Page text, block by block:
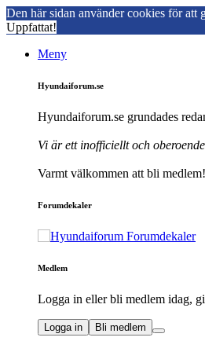
Den här sidan använder cookies för att
Uppfattat!
Meny
Hyundaiforum.se
Hyundaiforum.se grundades
Vi är ett inofficiellt och
Varmt välkommen att bli medlem!
Forumdekaler
Medlem
Logga in eller bli medlem idag,
Logga in Bli medlem